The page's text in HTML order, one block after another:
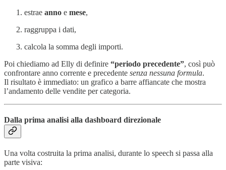
estrae anno e mese,
raggruppa i dati,
calcola la somma degli importi.
Poi chiediamo ad Elly di definire “periodo precedente”, così può
confrontare anno corrente e precedente senza nessuna formula.
Il risultato è immediato: un grafico a barre affiancate che mostra
l’andamento delle vendite per categoria.
Dalla prima analisi alla dashboard direzionale
Una volta costruita la prima analisi, durante lo speech si passa alla
parte visiva: